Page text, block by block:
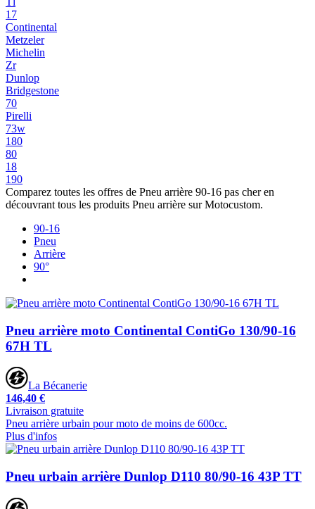
17
Continental
Metzeler
Michelin
Zr
Dunlop
Bridgestone
70
Pirelli
73w
180
80
18
190
Comparez toutes les offres de Pneu arrière 90-16 pas cher en
découvrant tous les produits Pneu arrière sur Motocustom.
90-16
Pneu
Arrière
90°
Pneu arrière moto Continental ContiGo 130/90-16
67H TL
La Bécanerie
146,40 €
Livraison gratuite
Pneu arrière urbain pour moto de moins de 600cc.
Plus d'infos
Pneu urbain arrière Dunlop D110 80/90-16 43P TT